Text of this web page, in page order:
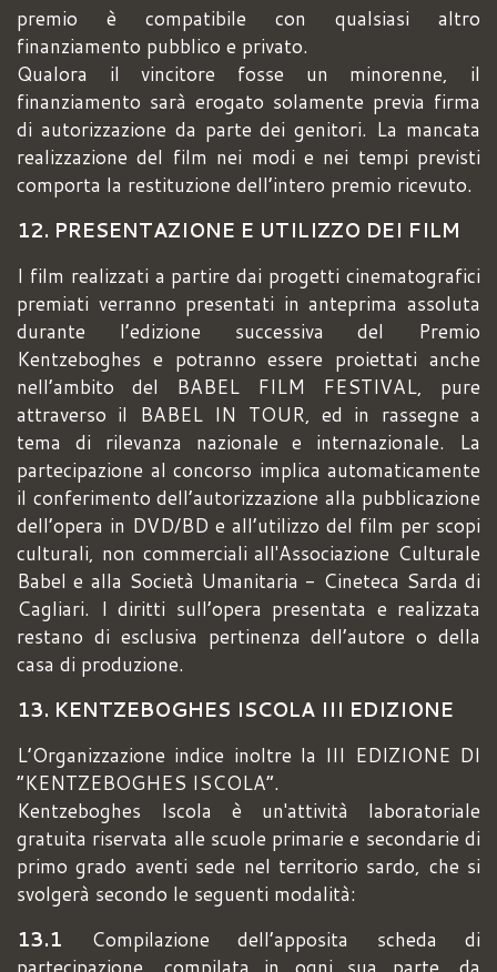
premio è compatibile con qualsiasi altro
finanziamento pubblico e privato.
Qualora il vincitore fosse un minorenne, il
finanziamento sarà erogato solamente previa firma
di autorizzazione da parte dei genitori. La mancata
realizzazione del film nei modi e nei tempi previsti
comporta la restituzione dell’intero premio ricevuto.
12. PRESENTAZIONE E UTILIZZO DEI FILM
I film realizzati a partire dai progetti cinematografici
premiati verranno presentati in anteprima assoluta
durante l’edizione successiva del Premio
Kentzeboghes e potranno essere proiettati anche
nell’ambito del BABEL FILM FESTIVAL, pure
attraverso il BABEL IN TOUR, ed in rassegne a
tema di rilevanza nazionale e internazionale. La
partecipazione al concorso implica automaticamente
il conferimento dell’autorizzazione alla pubblicazione
dell’opera in DVD/BD e all’utilizzo del film per scopi
culturali, non commerciali all'Associazione Culturale
Babel e alla Società Umanitaria - Cineteca Sarda di
Cagliari. I diritti sull’opera presentata e realizzata
restano di esclusiva pertinenza dell’autore o della
casa di produzione.
13. KENTZEBOGHES ISCOLA III EDIZIONE
L’Organizzazione indice inoltre la III EDIZIONE DI
“KENTZEBOGHES ISCOLA”.
Kentzeboghes Iscola è un'attività laboratoriale
gratuita riservata alle scuole primarie e secondarie di
primo grado aventi sede nel territorio sardo, che si
svolgerà secondo le seguenti modalità:
13.1 Compilazione dell’apposita scheda di